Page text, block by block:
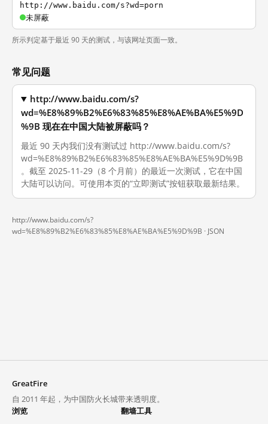
http://www.baidu.com/s?wd=porn
未屏蔽
所示判定基于最近 90 天的测试，与该网址页面一致。
常见问题
http://www.baidu.com/s?
wd=%E8%89%B2%E6%83%85%E8%AE%BA%E5%9D
%9B 现在在中国大陆被屏蔽吗？
最近 90 天内我们没有测试过 http://www.baidu.com/s?
wd=%E8%89%B2%E6%83%85%E8%AE%BA%E5%9D%9B
。截至 2025-11-29（8 个月前）的最近一次测试，它在中国
大陆可以访问。可使用本页的“立即测试”按钮获取最新结果。
http://www.baidu.com/s?
wd=%E8%89%B2%E6%83%85%E8%AE%BA%E5%9D%9B · JSON
GreatFire
自 2011 年起，为中国防火长城带来透明度。
浏览
翻墙工具